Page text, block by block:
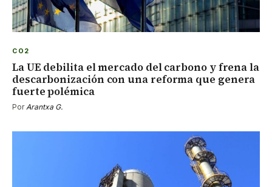
CO2
La UE debilita el mercado del carbono y frena la
descarbonización con una reforma que genera
fuerte polémica
PorArantxa G.